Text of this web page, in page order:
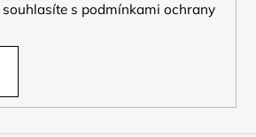
s podmínkami ochrany